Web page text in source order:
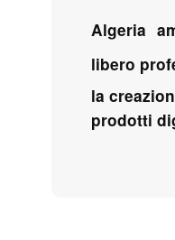
Algeria
libero
la
prodotti